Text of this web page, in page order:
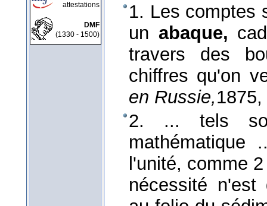
attestations
DMF
(1330 - 1500)
1. Les comptes
un abaque,
travers des
chiffres qu'on
en Russie,1875,
2. ... tels
l'unité, comme
nécessité n'est